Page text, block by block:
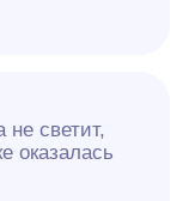
светит,
оказалась